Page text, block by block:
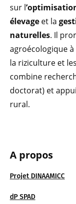
A propos
Projet DINAAMICC
dP SPAD
sur l
élevage et la
naturelles. Il
agroécologique
la riziculture et
combine
doctorat) et
rural.